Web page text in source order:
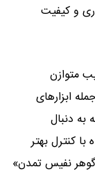
و کیفیت
متوازن
ابزارهای
به دنبال
کنترل بهتر
نفیس تمدن»